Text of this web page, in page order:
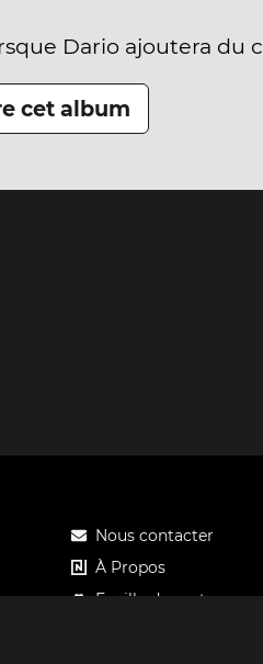
Dario ajoutera du
cet album
Nous contacter
À Propos
Feuille de route